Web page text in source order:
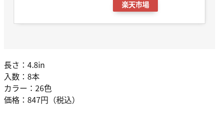
楽天市場
長さ：4.8in
入数：8本
カラー：26色
価格：847円（税込）